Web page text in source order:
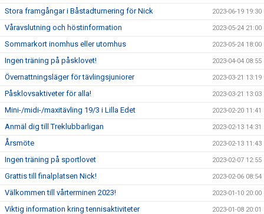
Stora framgångar i Båstadturnering för Nick 2023-06-19 19:30
Våravslutning och höstinformation 2023-05-24 21:00
Sommarkort inomhus eller utomhus 2023-05-24 18:00
Ingen träning på påsklovet! 2023-04-04 08:55
Övernattningsläger för tävlingsjuniorer 2023-03-21 13:19
Påsklovsaktiveter för alla! 2023-03-21 13:03
Mini-/midi-/maxitävling 19/3 i Lilla Edet 2023-02-20 11:41
Anmäl dig till Treklubbarligan 2023-02-13 14:31
Årsmöte 2023-02-13 11:43
Ingen träning på sportlovet 2023-02-07 12:55
Grattis till finalplatsen Nick! 2023-02-06 08:54
Välkommen till vårterminen 2023! 2023-01-10 20:00
Viktig information kring tennisaktiviteter 2023-01-08 20:01